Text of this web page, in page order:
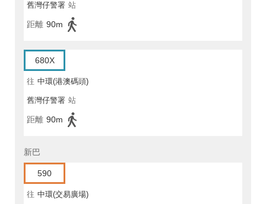
舊灣仔警署 站
距離 90m
680X
往 中環(港澳碼頭)
舊灣仔警署 站
距離 90m
新巴
590
往 中環(交易廣場)